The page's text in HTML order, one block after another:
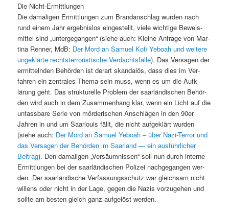
Die Nicht-Ermit­tlun­gen
Die dama­li­gen Ermit­tlun­gen zum Bran­dan­schlag wur­den nach
rund einem Jahr ergeb­nis­los eingestellt, viele wichtige Beweis­
mit­tel sind „unterge­gan­gen“ (siehe auch: Kleine Anfrage von Mar­
ti­na Ren­ner, MdB: Der Mord an Samuel Kofi Yeboah und weit­ere
ungek­lärte recht­ster­ror­is­tis­che Ver­dachts­fälle). Das Ver­sagen der
ermit­tel­nden Behör­den ist der­art skan­dalös, dass dies im Ver­
fahren ein zen­trales The­ma sein muss, wenn es um die Aufk­
lärung geht. Das struk­turelle Prob­lem der saar­ländis­chen Behör­
den wird auch in dem Zusam­men­hang klar, wenn ein Licht auf die
unfass­bare Serie von mörderischen Anschlä­gen in den 90er
Jahren in und um Saar­louis fällt, die nicht aufgek­lärt wur­den
(siehe auch: Der Mord an Samuel Yeboah – über Nazi-Ter­ror und
das Ver­sagen der Behör­den im Saar­land — ein aus­führlich­er
Beitrag). Den dama­li­gen „Ver­säum­nis­sen“ soll nun durch interne
Ermit­tlun­gen bei der saar­ländis­chen Polizei nachge­gan­gen wer­
den. Der saar­ländis­che Ver­fas­sungss­chutz war gle­ich­sam nicht
wil­lens oder nicht in der Lage, gegen die Nazis vorzuge­hen und
sollte am besten gle­ich ganz aufgelöst werden.